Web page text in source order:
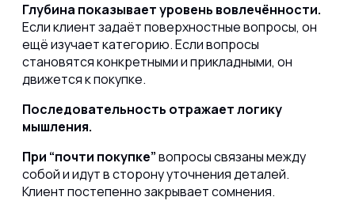
Глубина показывает уровень вовлечённости.
Если клиент задаёт поверхностные вопросы, он
ещё изучает категорию. Если вопросы
становятся конкретными и прикладными, он
движется к покупке.
Последовательность отражает логику
мышления.
При “почти покупке”вопросы связаны между
собой и идут в сторону уточнения деталей.
Клиент постепенно закрывает сомнения.